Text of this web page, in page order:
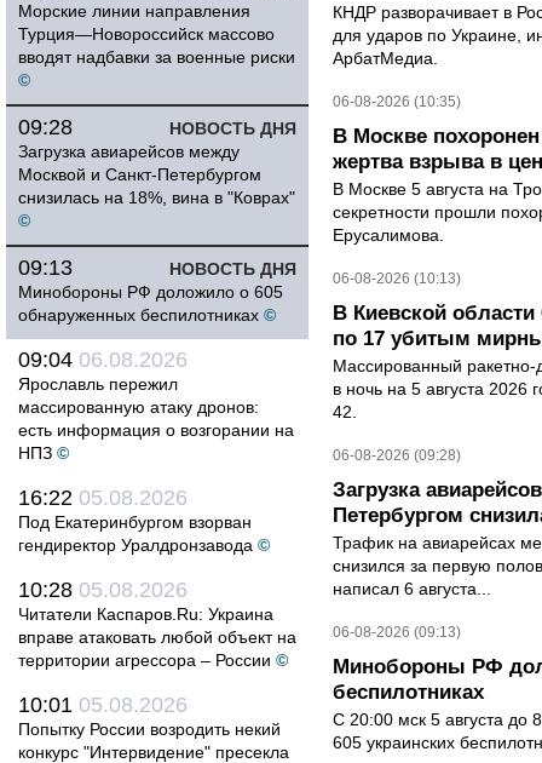
Морские линии направления
Турция—Новороссийск массово
вводят надбавки за военные риски
©
НОВОСТЬ ДНЯ
09:28
Загрузка авиарейсов между
Москвой и Санкт-Петербургом
снизилась на 18%, вина в "Коврах"
©
НОВОСТЬ ДНЯ
09:13
Минобороны РФ доложило о 605
обнаруженных беспилотниках ©
09:04 06.08.2026
Ярославль пережил
массированную атаку дронов:
есть информация о возгорании на
НПЗ ©
16:22 05.08.2026
Под Екатеринбургом взорван
гендиректор Уралдронзавода ©
10:28 05.08.2026
Читатели Каспаров.Ru: Украина
вправе атаковать любой объект на
территории агрессора – России ©
10:01 05.08.2026
Попытку России возродить некий
конкурс "Интервидение" пресекла
КНДР разворачивает в
для ударов по Украине,
АрбатМедиа.
06-08-2026 (10:35)
В Москве
жертва взрыва в
В Москве 5 августа на
секретности прошли
Ерусалимова.
06-08-2026 (10:13)
В Киевской
по 17 убитым
Массированный ракетно-
в ночь на 5 августа 2026
42.
06-08-2026 (09:28)
Загрузка
Петербургом
Трафик на авиарейсах
снизился за первую
написал 6 августа...
06-08-2026 (09:13)
Минобороны РФ
беспилотниках
С 20:00 мск 5 августа до
605 украинских